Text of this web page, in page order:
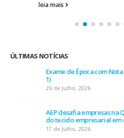
leia mais
ÚLTIMAS NOTÍCIAS
Exame de Época com Nota
26 de Julho, 2026
AEP desafia empresas na
do tecido empresarial em
17 de Julho, 2026